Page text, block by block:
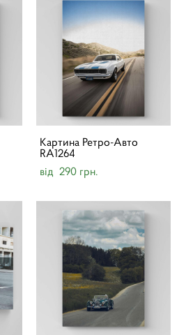
Картина Ретро-Авто
RA1264
від 290 грн.